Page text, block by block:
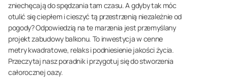
zniechęcają do spędzania tam czasu. A gdyby tak móc
otulić się ciepłem i cieszyć tą przestrzenią niezależnie od
pogody? Odpowiedzią na te marzenia jest przemyślany
projekt zabudowy balkonu. To inwestycja w cenne
metry kwadratowe, relaks i podniesienie jakości życia.
Przeczytaj nasz poradnik i przygotuj się do stworzenia
całorocznej oazy.